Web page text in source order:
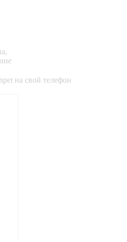
на свой телефон